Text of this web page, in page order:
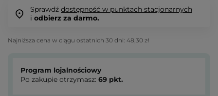
Sprawdź dostępność w punktach stacjonarnych
i odbierz za darmo.
Najniższa cena w ciągu ostatnich 30 dni: 48,30 zł
Program lojalnościowy
Po zakupie otrzymasz: 69 pkt.